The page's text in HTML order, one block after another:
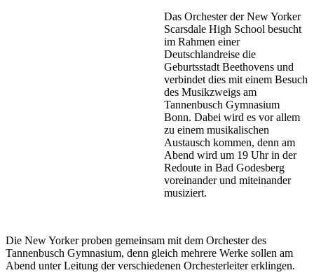
Das Orchester der New Yorker
Scarsdale High School besucht
im Rahmen einer
Deutschlandreise die
Geburtsstadt Beethovens und
verbindet dies mit einem Besuch
des Musikzweigs am
Tannenbusch Gymnasium
Bonn. Dabei wird es vor allem
zu einem musikalischen
Austausch kommen, denn am
Abend wird um 19 Uhr in der
Redoute in Bad Godesberg
voreinander und miteinander
musiziert.
Die New Yorker proben gemeinsam mit dem Orchester des
Tannenbusch Gymnasium, denn gleich mehrere Werke sollen am
Abend unter Leitung der verschiedenen Orchesterleiter erklingen.